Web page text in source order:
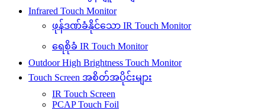
Infrared Touch Monitor
ဖုန်ဒဏ်ခံနိုင်သော IR Touch Monitor
ရေစိုခံ IR Touch Monitor
Outdoor High Brightness Touch Monitor
Touch Screen အစိတ်အပိုင်းများ
IR Touch Screen
PCAP Touch Foil